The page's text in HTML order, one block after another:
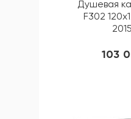
Душевая
F302
103